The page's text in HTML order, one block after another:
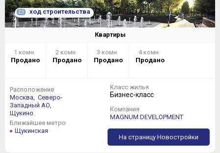
23 ход строительства
Квартиры
1 комн.
Продано
2 комн.
Продано
3 комн.
Продано
4 комн.
Продано
Расположение
Москва,
Северо-
Западный АО,
Щукино
Ближайшее метро
Щукинская
Класс жилья
Бизнес-класс
Компания
MAGNUM DEVELOPMENT
На страницу Новостройки